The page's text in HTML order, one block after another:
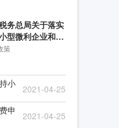
务总局关于落实
型微利企业和个
户发展所得税优
策
小
2021-04-25
申
2021-04-25